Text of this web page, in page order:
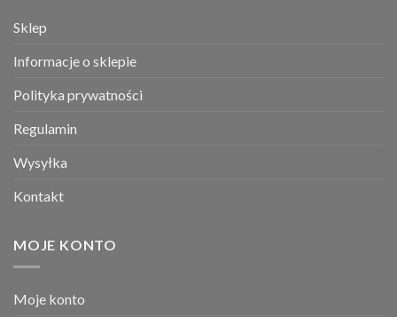
Sklep
Informacje o sklepie
Polityka prywatności
Regulamin
Wysyłka
Kontakt
MOJE KONTO
Moje konto